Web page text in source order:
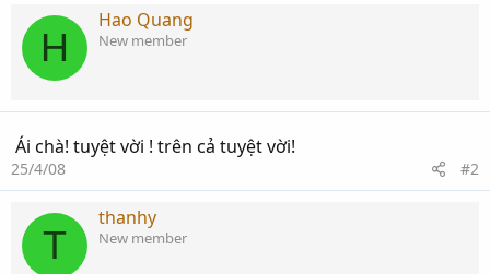
H
Hao Quang
New member
Ái chà! tuyệt vời ! trên cả tuyệt vời!
25/4/08 #2
T
thanhy
New member